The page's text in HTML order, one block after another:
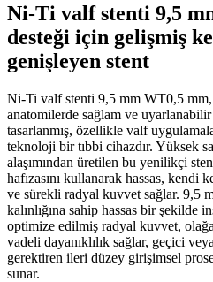
Ni-Ti valf stenti 9,5
desteği için gelişmiş
genişleyen stent
Ni-Ti valf stenti 9,5 mm WT0,5
anatomilerde sağlam ve
tasarlanmış, özellikle valf
teknoloji bir tıbbi cihazdır. Yüksek
alaşımından üretilen bu yenilikçi
hafızasını kullanarak hassas, kendi
ve sürekli radyal kuvvet sağlar. 9,5
kalınlığına sahip hassas bir şekilde
optimize edilmiş radyal kuvvet,
vadeli dayanıklılık sağlar, geçici
gerektiren ileri düzey girişimsel
sunar.